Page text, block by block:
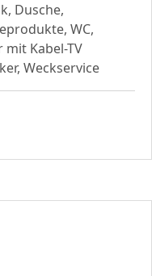
Dusche,
WC,
mit Kabel-TV
Weckservice